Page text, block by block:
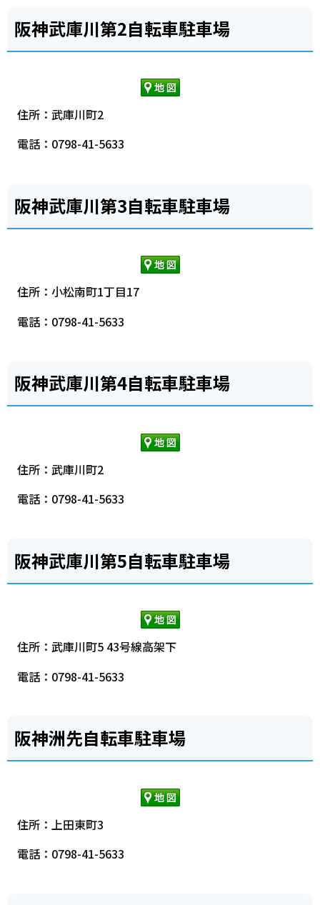
阪神武庫川第2自転車駐車場
住所：武庫川町2
電話：0798-41-5633
阪神武庫川第3自転車駐車場
住所：小松南町1丁目17
電話：0798-41-5633
阪神武庫川第4自転車駐車場
住所：武庫川町2
電話：0798-41-5633
阪神武庫川第5自転車駐車場
住所：武庫川町5 43号線高架下
電話：0798-41-5633
阪神洲先自転車駐車場
住所：上田東町3
電話：0798-41-5633